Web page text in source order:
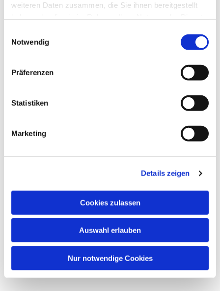
weiteren Daten zusammen, die Sie ihnen bereitgestellt
Notwendig
Präferenzen
Statistiken
Marketing
Details zeigen
Cookies zulassen
Auswahl erlauben
Nur notwendige Cookies
Dies könnte Sie auch